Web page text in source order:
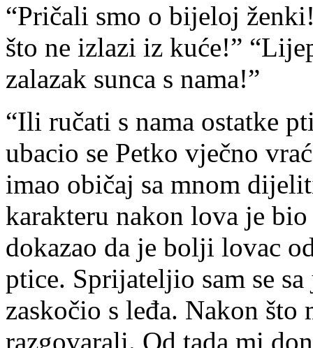
“Pričali smo o bijeloj
što ne izlazi iz kuće!”
zalazak sunca s nama!”
“Ili ručati s nama ostatke
ubacio se Petko vječno
imao običaj sa mnom
karakteru nakon lova je
dokazao da je bolji lovac
ptice. Sprijateljio sam se
zaskočio s leđa. Nakon
razgovarali. Od tada mi